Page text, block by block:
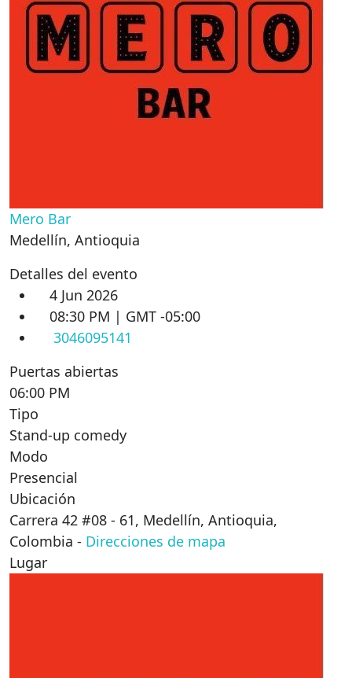
Mero Bar
Medellín, Antioquia
Detalles del evento
4 Jun 2026
08:30 PM | GMT -05:00
3046095141
Puertas abiertas
06:00 PM
Tipo
Stand-up comedy
Modo
Presencial
Ubicación
Carrera 42 #08 - 61, Medellín, Antioquia,
Colombia - Direcciones de mapa
Lugar